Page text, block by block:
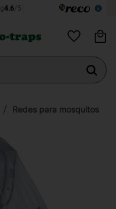
Favoritos
Redes para mosquitos